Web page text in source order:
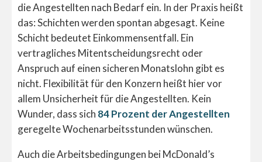
die Angestellten nach Bedarf ein. In der Praxis heißt
das: Schichten werden spontan abgesagt. Keine
Schicht bedeutet Einkommensentfall. Ein
vertragliches Mitentscheidungsrecht oder
Anspruch auf einen sicheren Monatslohn gibt es
nicht. Flexibilität für den Konzern heißt hier vor
allem Unsicherheit für die Angestellten. Kein
Wunder, dass sich 84 Prozent der Angestellten
geregelte Wochenarbeitsstunden wünschen.
Auch die Arbeitsbedingungen bei McDonald’s